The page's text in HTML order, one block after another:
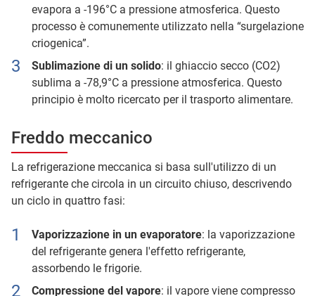
evapora a -196°C a pressione atmosferica. Questo
processo è comunemente utilizzato nella “surgelazione
criogenica”.
Sublimazione di un solido: il ghiaccio secco (CO2)
sublima a -78,9°C a pressione atmosferica. Questo
principio è molto ricercato per il trasporto alimentare.
Freddo meccanico
La refrigerazione meccanica si basa sull'utilizzo di un
refrigerante che circola in un circuito chiuso, descrivendo
un ciclo in quattro fasi:
Vaporizzazione in un evaporatore: la vaporizzazione
del refrigerante genera l'effetto refrigerante,
assorbendo le frigorie.
Compressione del vapore: il vapore viene compresso